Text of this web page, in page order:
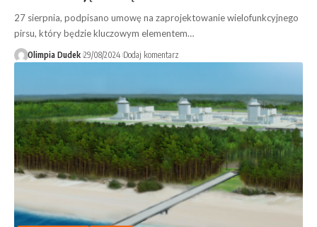
27 sierpnia, podpisano umowę na zaprojektowanie wielofunkcyjnego
pirsu, który będzie kluczowym elementem…
Olimpia Dudek 29/08/2024 Dodaj komentarz